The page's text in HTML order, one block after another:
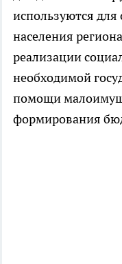
используются
населения
реализации
необходимой
помощи
формирования